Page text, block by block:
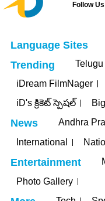
Follow
Language Sites
Trending
iDream FilmNager
iD's క్రికెట్ స్పెషల్
News Andhra
International
Entertainment
Photo Gallery